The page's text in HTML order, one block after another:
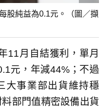
股純益為0.1元。（圖／擷
11月自結獲利，單月
元，年減44%；不過
大事業部出貨維持穩
部門值精密設備出貨